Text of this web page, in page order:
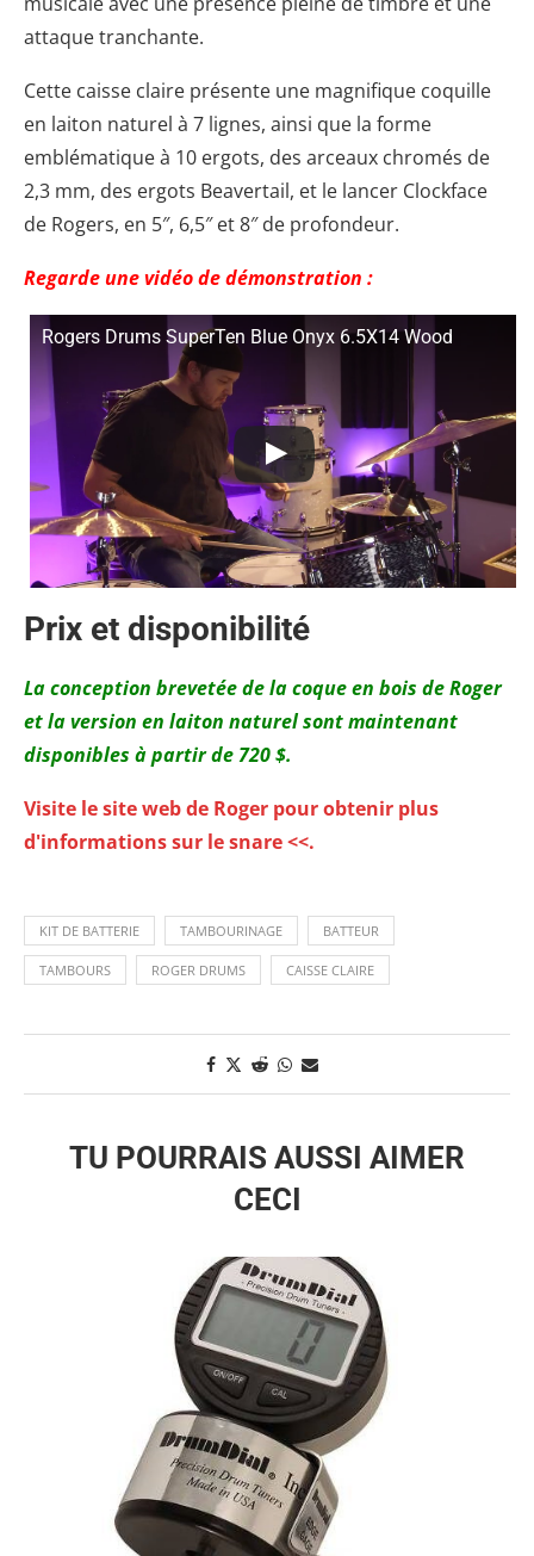
attaque tranchante.
Cette caisse claire présente une magnifique coquille
en laiton naturel à 7 lignes, ainsi que la forme
emblématique à 10 ergots, des arceaux chromés de
2,3 mm, des ergots Beavertail, et le lancer Clockface
de Rogers, en 5″, 6,5″ et 8″ de profondeur.
Regarde une vidéo de démonstration :
Rogers Drums SuperTen Blue Onyx 6.5X14 Wood
Prix et disponibilité
La conception brevetée de la coque en bois de Roger
et la version en laiton naturel sont maintenant
disponibles à partir de 720 $.
Visite le site web de Roger pour obtenir plus
d'informations sur le snare <<.
KIT DE BATTERIE TAMBOURINAGE BATTEUR
TAMBOURS ROGER DRUMS CAISSE CLAIRE
TU POURRAIS AUSSI AIMER
CECI